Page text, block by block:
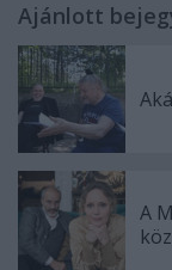
Ajánlott
A